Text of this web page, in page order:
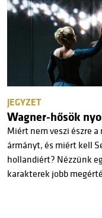
JEGYZET
Wagner-hősök
Miért nem veszi észre
ármányt, és miért kell
hollandiért? Nézzünk
karakterek jobb